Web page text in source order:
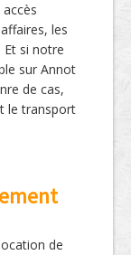
les
si notre
sur Annot
de cas,
le transport
de